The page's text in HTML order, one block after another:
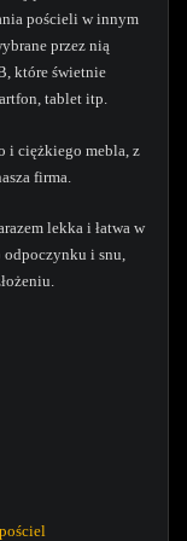
pościeli w innym
przez nią
które świetnie
tablet itp.
i ciężkiego mebla, z
firma.
lekka i łatwa w
odpoczynku i snu,